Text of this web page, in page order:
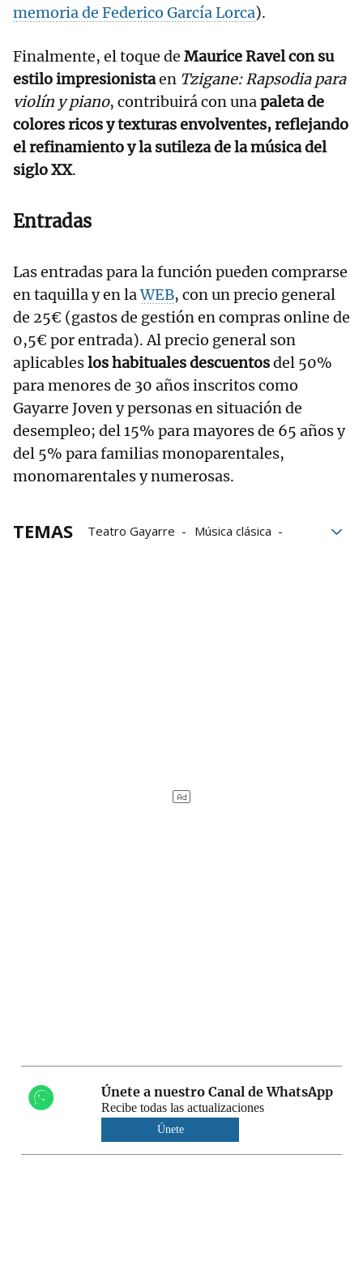
memoria de Federico García Lorca).
Finalmente, el toque de Maurice Ravel con su
estilo impresionistaen Tzigane: Rapsodia para
violín y piano, contribuirá con unapaleta de
colores ricos y texturas envolventes, reflejando
el refinamiento y la sutileza de la música del
siglo XX.
Entradas
Las entradas para la función pueden comprarse
en taquilla y en laWEB, con un precio general
de 25€ (gastos de gestión en compras online de
0,5€ por entrada). Al precio general son
aplicableslos habituales descuentosdel 50%
para menores de 30 años inscritos como
Gayarre Joven y personas en situación de
desempleo; del 15% para mayores de 65 años y
del 5% para familias monoparentales,
monomarentales y numerosas.
TEMAS Teatro Gayarre
Música clásica
Únete a nuestro Canal de WhatsApp
Recibe todas las actualizaciones
Únete